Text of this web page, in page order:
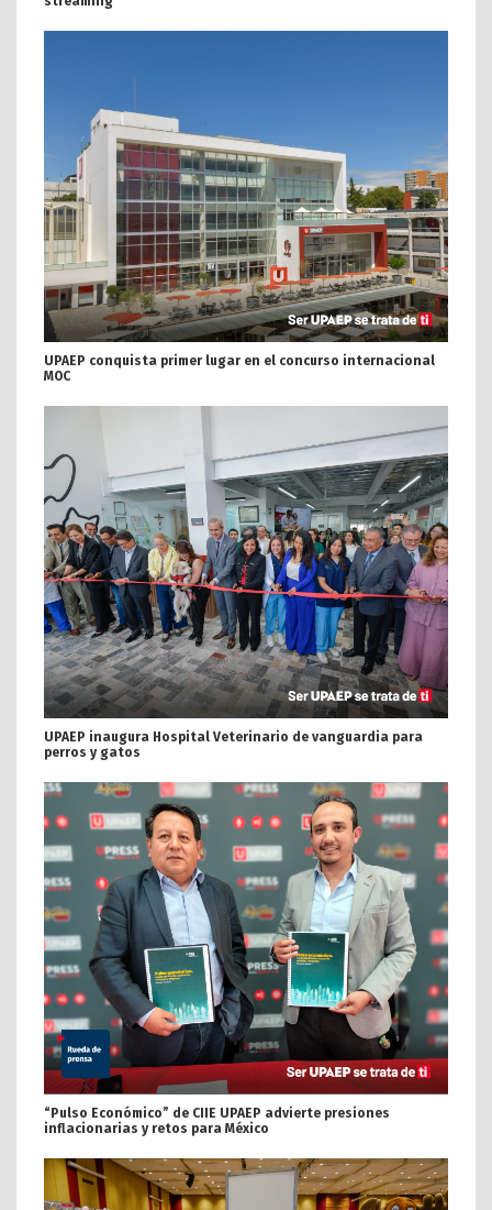
UPAEP conquista primer lugar en el concurso internacional
MOC
UPAEP inaugura Hospital Veterinario de vanguardia para
perros y gatos
“Pulso Económico” de CIIE UPAEP advierte presiones
inflacionarias y retos para México